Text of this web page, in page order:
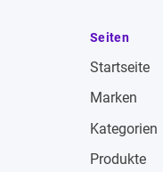
Seiten
Startseite
Marken
Kategorien
Produkte